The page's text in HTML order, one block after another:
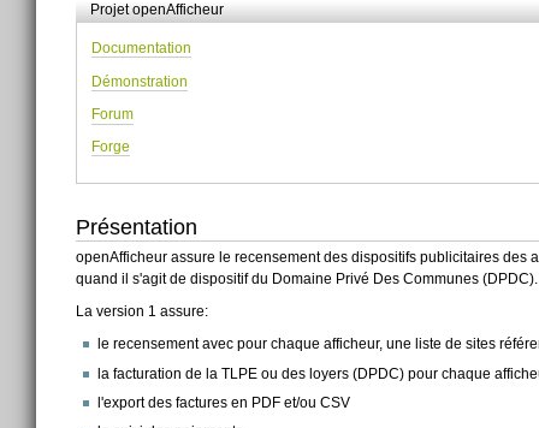
Projet openAfficheur
Documentation
Démonstration
Forum
Forge
Présentation
openAfficheur assure le recensement des dispositifs publicitaires des
quand il s'agit de dispositif du Domaine Privé Des Communes (DPDC).
La version 1 assure:
le recensement avec pour chaque afficheur, une liste de sites
la facturation de la TLPE ou des loyers (DPDC) pour chaque
l'export des factures en PDF et/ou CSV